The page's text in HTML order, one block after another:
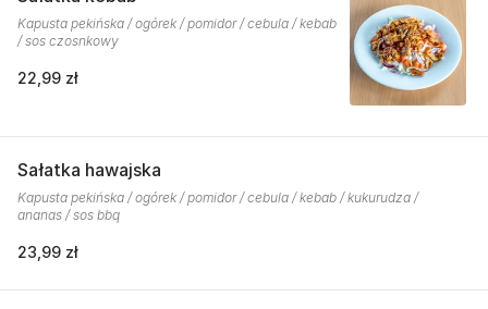
Kapusta pekińska / ogórek / pomidor / cebula / kebab
/ sos czosnkowy
22,99 zł
Sałatka hawajska
Kapusta pekińska / ogórek / pomidor / cebula / kebab / kukurudza /
ananas / sos bbq
23,99 zł